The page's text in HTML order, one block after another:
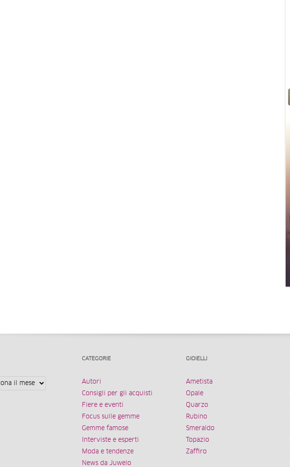
CATEGORIE
Autori
Consigli per gli acquisti
Fiere e eventi
Focus sulle gemme
Gemme famose
Interviste e esperti
Moda e tendenze
News da Juwelo
GIOIELLI
Ametista
Opale
Quarzo
Rubino
Smeraldo
Topazio
Zaffiro